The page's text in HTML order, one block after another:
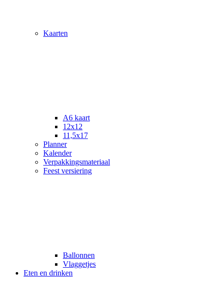
Kaarten
A6 kaart
12x12
11,5x17
Planner
Kalender
Verpakkingsmateriaal
Feest versiering
Ballonnen
Vlaggetjes
Eten en drinken